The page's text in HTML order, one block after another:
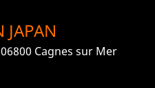
Cagnes sur Mer